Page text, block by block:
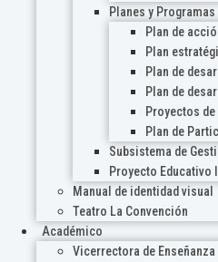
Planes y Programas
Plan de
Plan
Plan de
Plan de
Proyectos
Plan de
Subsistema de
Proyecto Educativo
Manual de identidad visual
Teatro La Convención
Académico
Vicerrectora de